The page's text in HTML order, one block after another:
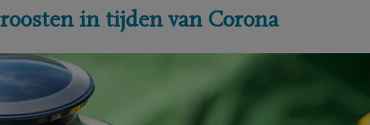
in tijden van Corona